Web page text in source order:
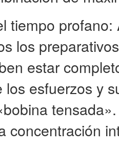
tiempo
los
estar
los esfuerzos y
concentración